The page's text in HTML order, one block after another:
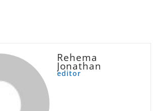
Rehema
Jonathan
editor